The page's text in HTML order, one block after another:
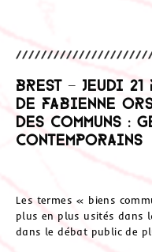
Brest – Jeudi
de Fabienne
des communs :
contemporains
Les termes « biens
plus en plus usités dans
dans le débat public de